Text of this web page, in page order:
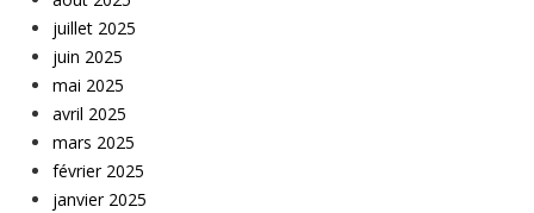
juillet 2025
juin 2025
mai 2025
avril 2025
mars 2025
février 2025
janvier 2025